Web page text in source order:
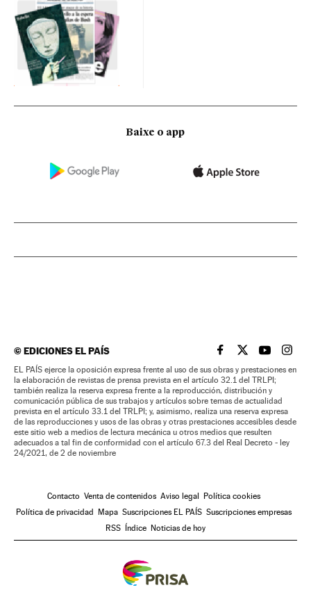
Baixe o app
©EDICIONES EL PAÍS EL PAÍS BRASIL EN
EL PAÍSEL PAÍS
EL
EL PAÍS ejerce la oposición expresa frente al uso de sus obras y prestaciones en
la elaboración de revistas de prensa prevista en el artículo 32.1 del TRLPI;
también realiza la reserva expresa frente a la reproducción, distribución y
comunicación pública de sus trabajos y artículos sobre temas de actualidad
prevista en el artículo 33.1 del TRLPI; y, asimismo, realiza una reserva expresa
de las reproducciones y usos de las obras y otras prestaciones accesibles desde
este sitio web a medios de lectura mecánica u otros medios que resulten
adecuados a tal fin de conformidad con el artículo 67.3 del Real Decreto - ley
24/2021, de 2 de noviembre
Contacto Venta de contenidos Aviso legal Política cookies
Política de privacidad Mapa Suscripciones EL PAÍS Suscripciones empresas
RSS Índice Noticias de hoy